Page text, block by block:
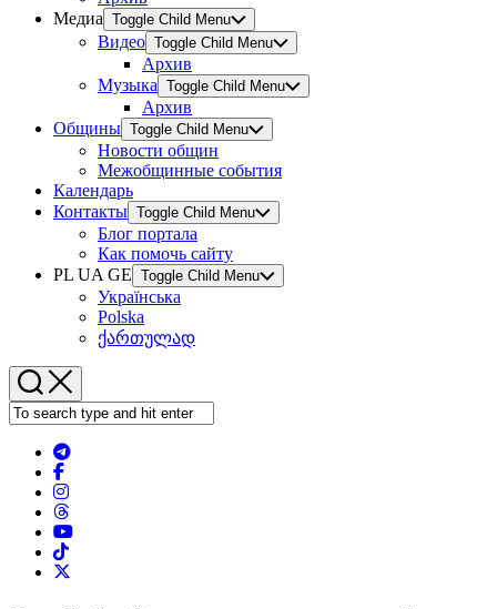
Медиа Toggle Child Menu
Видео Toggle Child Menu
Архив
Музыка Toggle Child Menu
Архив
Общины Toggle Child Menu
Новости общин
Межобщинные события
Календарь
Контакты Toggle Child Menu
Блог портала
Как помочь сайту
PL UA GE Toggle Child Menu
Українська
Polska
ქართულად